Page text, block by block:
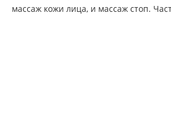
массаж кожи лица, и массаж стоп.